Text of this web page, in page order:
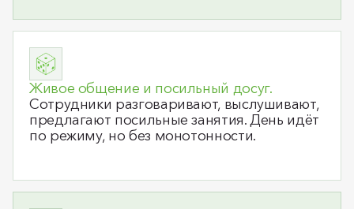
Живое общение и посильный досуг.
Сотрудники разговаривают, выслушивают,
предлагают посильные занятия. День идёт
по режиму, но без монотонности.